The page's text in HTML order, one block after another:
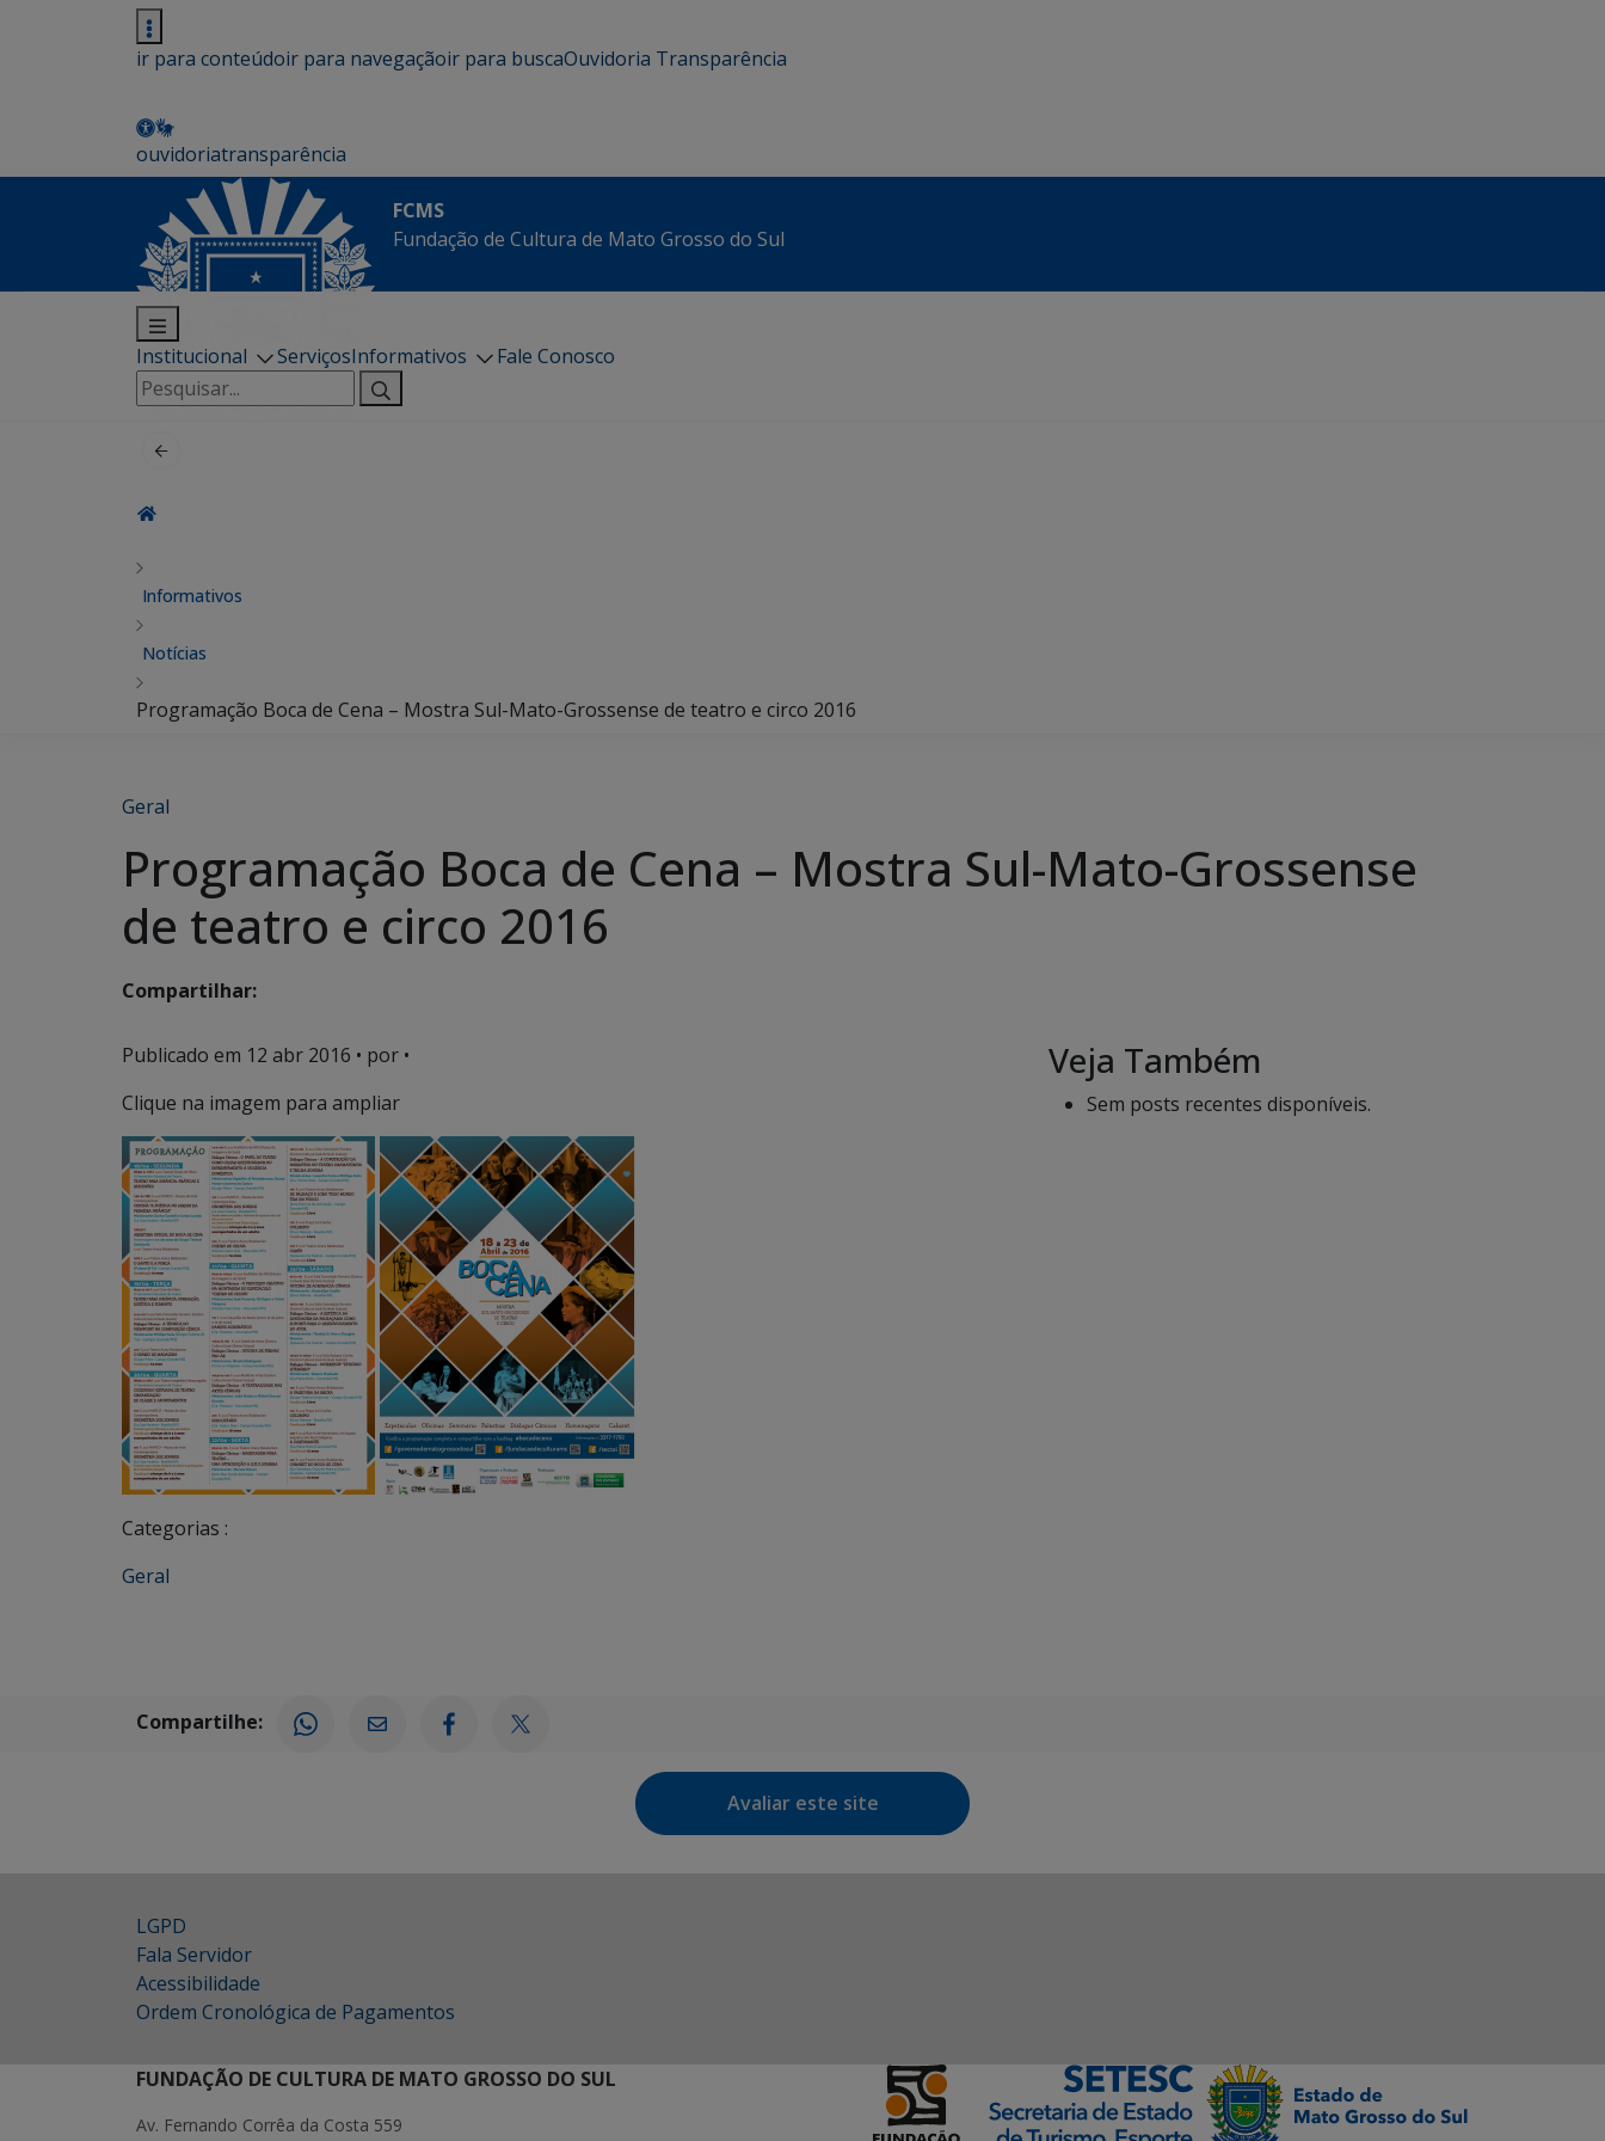
ir para conteúdoir para navegaçãoir para buscaOuvidoria Transparência
ouvidoriatransparência
FCMS
Fundação de Cultura de Mato Grosso do Sul
Institucional ServiçosInformativos
Fale Conosco
Pesquisar
por:
Informativos
Notícias
Programação Boca de Cena – Mostra Sul-Mato-Grossense de teatro e circo 2016
Geral
Programação Boca de Cena – Mostra Sul-Mato-Grossense
de teatro e circo 2016
Compartilhar:
Publicado em 12 abr 2016 • por •
Clique na imagem para ampliar
Categorias :
Geral
Veja Também
Sem posts recentes disponíveis.
Compartilhe:
Avaliar este site
LGPD
Fala Servidor
Acessibilidade
Ordem Cronológica de Pagamentos
FUNDAÇÃO DE CULTURA DE MATO GROSSO DO SUL
Av. Fernando Corrêa da Costa 559